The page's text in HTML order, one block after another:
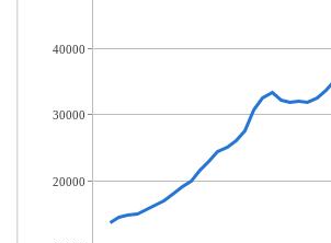
40000
30000
20000